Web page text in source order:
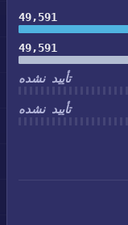
49,591
49,591
تأیید نشده
تأیید نشده